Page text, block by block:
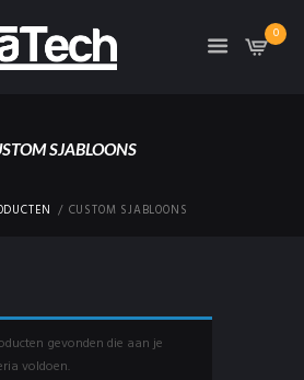
0
SJABLOONS
CUSTOM SJABLOONS
gevonden die aan je
voldoen.